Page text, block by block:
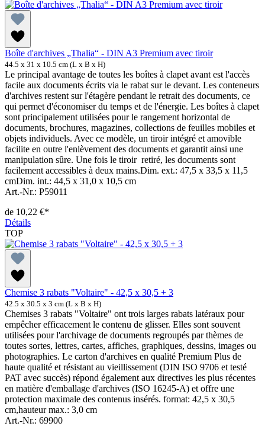
Boîte d'archives „Thalia“ - DIN A3 Premium avec tiroir
44.5 x 31 x 10.5 cm (L x B x H)
Le principal avantage de toutes les boîtes à clapet avant est l'accès
facile aux documents écrits via le rabat sur le devant. Les conteneurs
d'archives restent sur l'étagère pendant le retrait des documents, ce
qui permet d'économiser du temps et de l'énergie. Les boîtes à clapet
sont principalement utilisées pour le rangement horizontal de
documents, brochures, magazines, collections de feuilles mobiles et
objets individuels. Avec ce modèle, un tiroir intégré et amovible
facilite en outre l'enlèvement des documents et garantit ainsi une
manipulation sûre. Une fois le tiroir retiré, les documents sont
facilement accessibles à deux mains.Dim. ext.: 47,5 x 33,5 x 11,5
cmDim. int.: 44,5 x 31,0 x 10,5 cm
Art.-Nr.: P59011
de 10,22 €*
Détails
TOP
Chemise 3 rabats "Voltaire" - 42,5 x 30,5 + 3
42.5 x 30.5 x 3 cm (L x B x H)
Chemises 3 rabats "Voltaire" ont trois larges rabats latéraux pour
empêcher efficacement le contenu de glisser. Elles sont souvent
utilisées pour l'archivage de documents regroupés par thèmes de
toutes sortes, lettres, cartes, affiches, graphiques, dessins, images ou
photographies. Le carton d'archives en qualité Premium Plus de
haute qualité et résistant au vieillissement (DIN ISO 9706 et testé
PAT avec succès) répond également aux directives les plus récentes
en matière d'emballage d'archives (ISO 16245-A) et offre une
protection maximale des contenus insérés. format: 42,5 x 30,5
cm,hauteur max.: 3,0 cm
Art.-Nr.: 69900